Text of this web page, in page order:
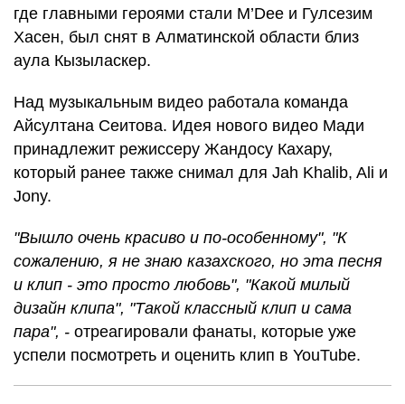
где главными героями стали M’Dee и Гулсезим
Хасен, был снят в Алматинской области близ
аула Кызыласкер.
Над музыкальным видео работала команда
Айсултана Сеитова. Идея нового видео Мади
принадлежит режиссеру Жандосу Кахару,
который ранее также снимал для Jah Khalib, Ali и
Jony.
"Вышло очень красиво и по-особенному", "К
сожалению, я не знаю казахского, но эта песня
и клип - это просто любовь", "Какой милый
дизайн клипа", "Такой классный клип и сама
пара", - отреагировали фанаты, которые уже
успели посмотреть и оценить клип в YouTube.